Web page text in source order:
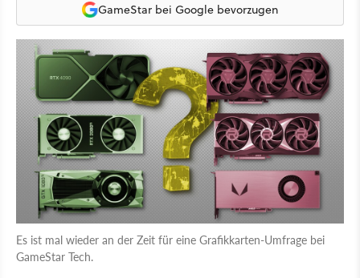
GameStar bei Google bevorzugen
Es ist mal wieder an der Zeit für eine Grafikkarten-Umfrage bei
GameStar Tech.